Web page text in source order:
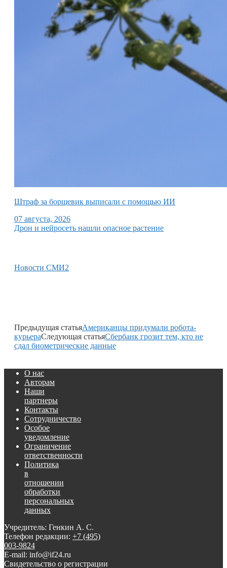
Штраф за борщевик выписали с помощью ИИ
07 августа, 2026
Дрон и нейросеть нашли опасное растение
Новости СМИ2
Предыдущая статьяАмериканцы придумали робота-
курьераСледующая статьяСбербанк грозит тем, кто не
сдал биометрические данные
О нас
Авторам
Наши
партнеры
Контакты
Сотрудничество
Особое
уведомление
Ограничение
ответственности
Политика
в
отношении
обработки
персональных
данных
Учредитель: Генкин А. С.
Телефон редакции: +7 (495)
003-9824
E-mail: info@if24.ru
Свидетельство о регистрации